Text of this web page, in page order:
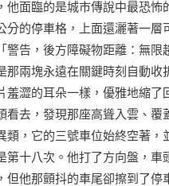
面臨的是城市傳說中最恐怖
的停車格，上面還灑著一層
告，後方障礙物距離：無限
兩塊永遠在關鍵時刻自動收
澀的耳朵一樣，優雅地縮了
去，發現那座高聳入雲、覆
，它的三號車位始終空著，
十八次。他打了方向盤，車
他那顫抖的車尾卻擦到了停